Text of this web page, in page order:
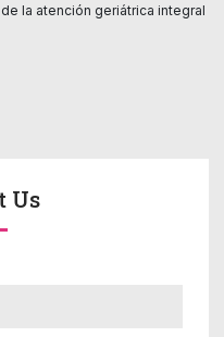
la atención geriátrica integral
Us